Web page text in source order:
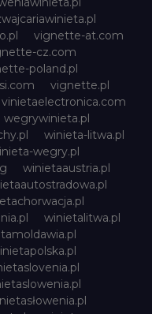
vignette-at.com
cz.com
poland.pl
vignette.pl
vinietaelectronica.com
wegrywinieta.pl
winieta-litwa.pl
wegry.pl
winietaaustria.pl
winietalitwa.pl